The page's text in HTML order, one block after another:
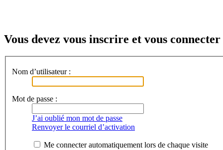
Vous devez vous inscrire et vous
Nom d’utilisateur :
Mot de passe :
J’ai oublié mon mot de passe
Renvoyer le courriel d’activation
Me connecter automatiquement lors de chaque visite